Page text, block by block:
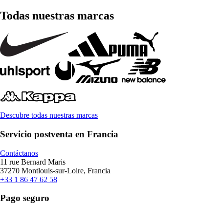
Todas nuestras marcas
Descubre todas nuestras marcas
Servicio postventa en Francia
Contáctanos
11 rue Bernard Maris
37270 Montlouis-sur-Loire, Francia
+33 1 86 47 62 58
Pago seguro